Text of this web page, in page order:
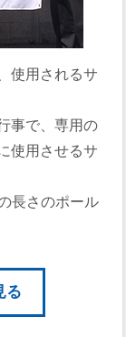
使用されるサ
事で、専用の
使用させるサ
長さのポール
る